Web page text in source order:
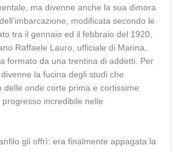
ma divenne anche la sua dimora
modificata secondo le
tra il gennaio ed il febbraio del 1920,
Raffaele Lauro, ufficiale di Marina,
formato da una trentina di addetti. Per
divenne la fucina degli studi che
delle onde corte prima e cortissime
incredibile nelle
gli offrì: era finalmente appagata la